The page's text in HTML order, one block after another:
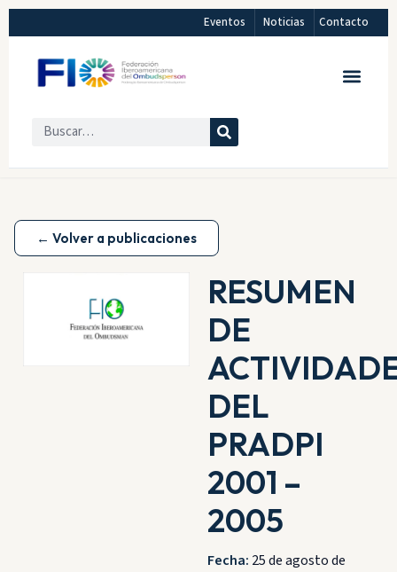
Eventos Noticias Contacto
← Volver a publicaciones
RESUMEN
DE
DEL
PRADPI
2001 –
2005
Fecha: 25 de agosto de